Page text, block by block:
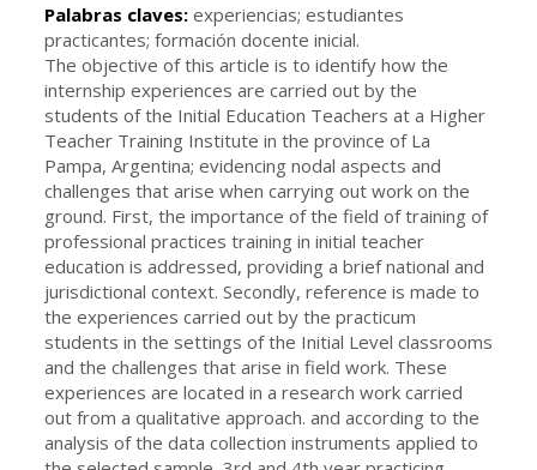
Palabras claves: experiencias; estudiantes
practicantes; formación docente inicial.
The objective of this article is to identify how the
internship experiences are carried out by the
students of the Initial Education Teachers at a Higher
Teacher Training Institute in the province of La
Pampa, Argentina; evidencing nodal aspects and
challenges that arise when carrying out work on the
ground. First, the importance of the field of training of
professional practices training in initial teacher
education is addressed, providing a brief national and
jurisdictional context. Secondly, reference is made to
the experiences carried out by the practicum
students in the settings of the Initial Level classrooms
and the challenges that arise in field work. These
experiences are located in a research work carried
out from a qualitative approach. and according to the
analysis of the data collection instruments applied to